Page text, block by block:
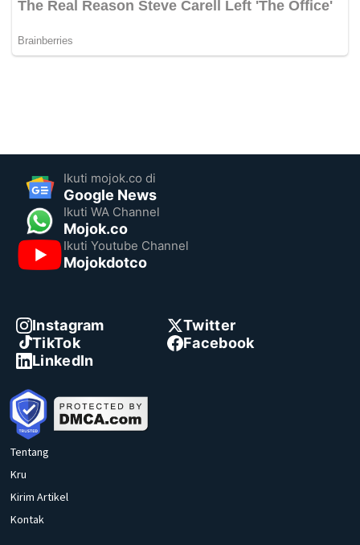
Ikuti mojok.co di
Google News
Ikuti WA Channel
Mojok.co
Ikuti Youtube Channel
Mojokdotco
Instagram
Twitter
TikTok
Facebook
LinkedIn
Tentang
Kru
Kirim Artikel
Kontak